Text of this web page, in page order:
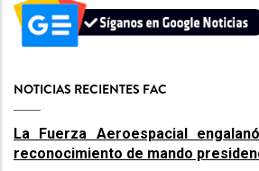
NOTICIAS RECIENTES FAC
La Fuerza Aeroespacial
reconocimiento de mando